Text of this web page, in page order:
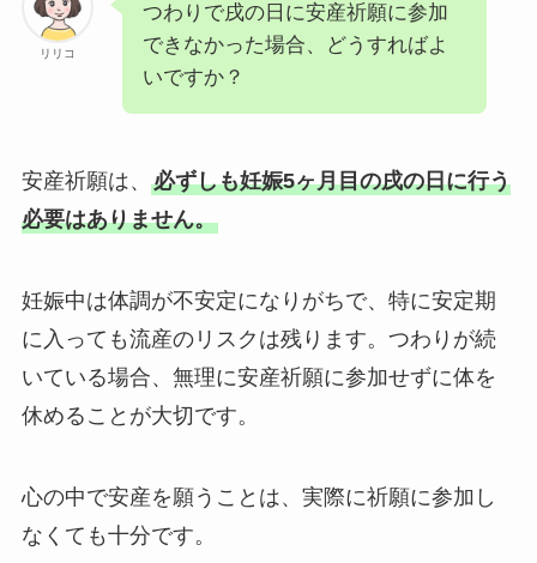
リリコ
つわりで戌の日に安産祈願に参加
できなかった場合、どうすればよ
いですか？
安産祈願は、 必ずしも妊娠5ヶ月目の戌の日に行う
必要はありません。
妊娠中は体調が不安定になりがちで、特に安定期
に入っても流産のリスクは残ります。つわりが続
いている場合、無理に安産祈願に参加せずに体を
休めることが大切です。
心の中で安産を願うことは、実際に祈願に参加し
なくても十分です。